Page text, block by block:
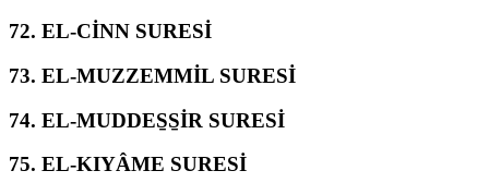
72. EL-CİNN SURESİ
73. EL-MUZZEMMİL SURESİ
74. EL-MUDDES̱S̱İR SURESİ
75. EL-KIYÂME SURESİ